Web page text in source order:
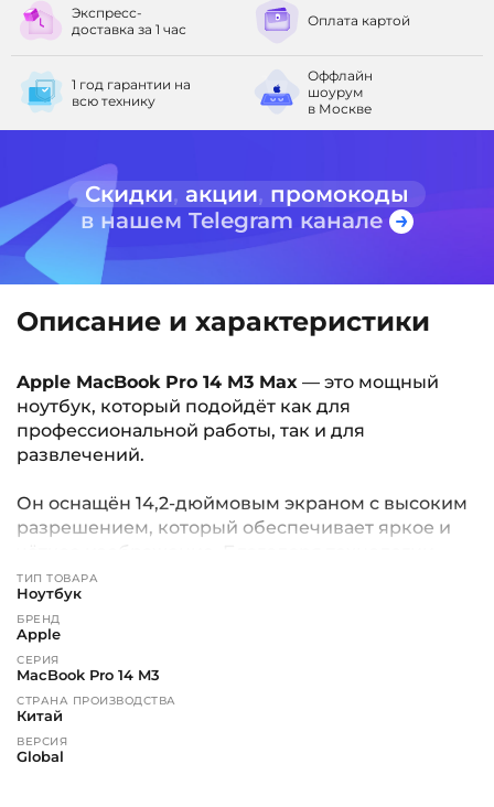
Экспресс-
доставка за 1 час Оплата картой
1 год гарантии на
всю технику
Оффлайн
шоурум
в Москве
Скидки, акции, промокоды
в нашем Telegram канале
Описание и характеристики
Apple MacBook Pro 14 M3 Max — это мощный
ноутбук, который подойдёт как для
профессиональной работы, так и для
развлечений.
Он оснащён 14,2-дюймовым экраном с высоким
разрешением, который обеспечивает яркое и
True Tone цвета на экране выглядят естественно
и приятно для глаз.
Ноутбук работает на базе процессора Apple M3
Max, который обеспечивает быструю и плавную
работу устройства. Он доступен с 36 ГБ
оперативной памяти и 1 ТБ встроенной памяти.
Apple MacBook Pro 14 M3 Max
портами USB-C Thunderbolt 4 и одним портом
ТИП ТОВАРА
Ноутбук
БРЕНД
Apple
СЕРИЯ
MacBook Pro 14 M3
СТРАНА ПРОИЗВОДСТВА
Китай
ВЕРСИЯ
Global